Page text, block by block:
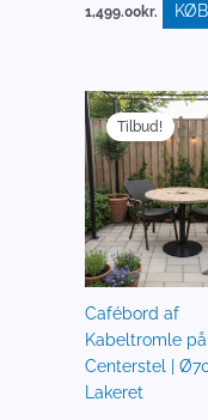
1,499.00kr.
Tilbud!
Cafébord af
Kabeltromle på
Centerstel |
Lakeret
Den
pris
var: